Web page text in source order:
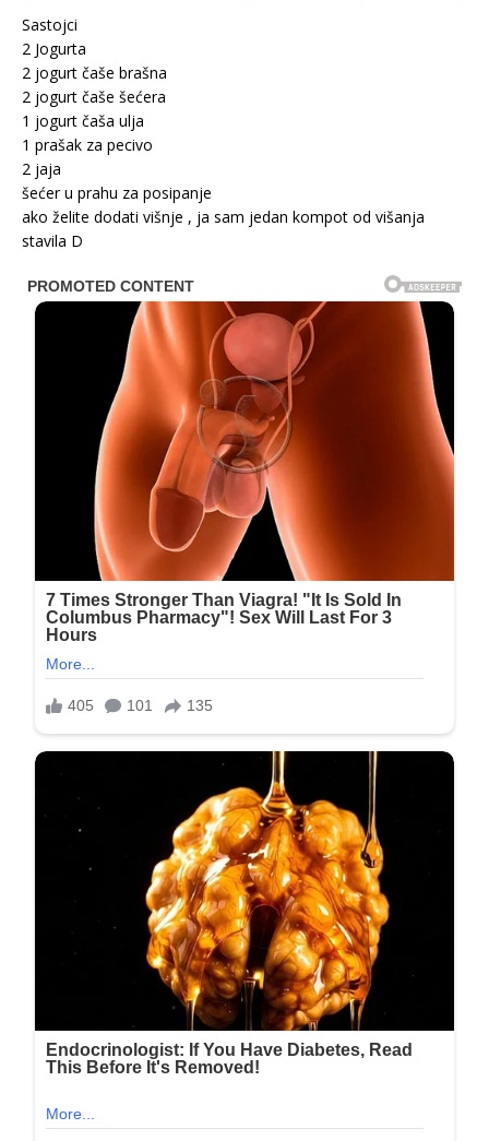
Sastojci
2 Jogurta
2 jogurt čaše brašna
2 jogurt čaše šećera
1 jogurt čaša ulja
1 prašak za pecivo
2 jaja
šećer u prahu za posipanje
ako želite dodati višnje , ja sam jedan kompot od višanja
stavila D